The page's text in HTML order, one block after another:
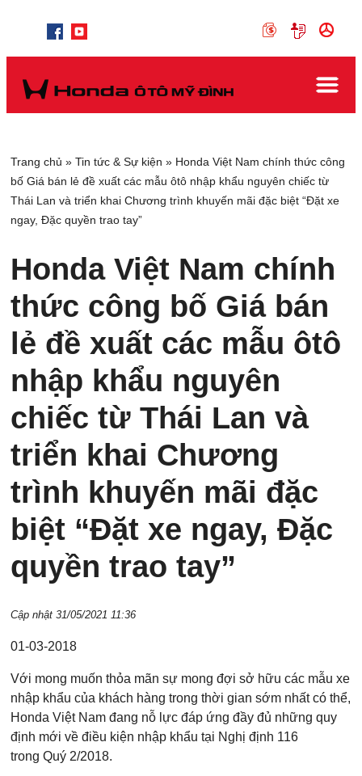
Trang chủ » Tin tức & Sự kiện » Honda Việt Nam chính thức công
bố Giá bán lẻ đề xuất các mẫu ôtô nhập khẩu nguyên chiếc từ
Thái Lan và triển khai Chương trình khuyến mãi đặc biệt “Đặt xe
ngay, Đặc quyền trao tay”
Honda Việt Nam chính
thức công bố Giá bán
lẻ đề xuất các mẫu ôtô
nhập khẩu nguyên
chiếc từ Thái Lan và
triển khai Chương
trình khuyến mãi đặc
biệt “Đặt xe ngay, Đặc
quyền trao tay”
Cập nhật 31/05/2021 11:36
01-03-2018
Với mong muốn thỏa mãn sự mong đợi sở hữu các mẫu xe
nhập khẩu của khách hàng trong thời gian sớm nhất có thể,
Honda Việt Nam đang nỗ lực đáp ứng đầy đủ những quy
định mới về điều kiện nhập khẩu tại Nghị định 116
trong Quý 2/2018.